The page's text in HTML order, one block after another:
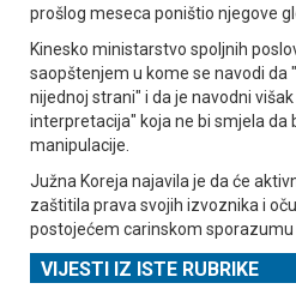
prošlog meseca poništio njegove
Kinesko ministarstvo spoljnih
saopštenjem u kome se navodi da
nijednoj strani" i da je navodni
interpretacija" koja ne bi smjela da
manipulacije.
Јužna Koreja najavila je da će
zaštitila prava svojih izvoznika i
postojećem carinskom sporazumu
VIJESTI IZ ISTE RUBRIKE